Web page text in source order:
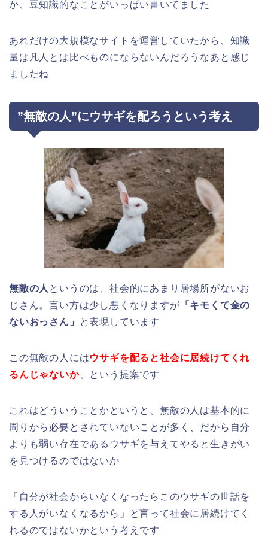
か、豆知識的なことがいっぱい書いてました
あれだけの大規模なサイトを運営していたから、知識
量は凡人とは比べものにならないんだろうなあと感じ
ましたね
”無敵の人”にウサギを配ろうという考え
無敵の人 というのは、社会的にあまり居場所がないお
じさん。言い方は少し悪くなりますが 「キモくて金の
ないおっさん」
と表現しています
この無敵の人にはウサギを配ると社会に居続けてくれ
るんじゃないか、という提案です
これはどういうことかというと、無敵の人は基本的に
周りから必要とされていないことが多く、だから自分
よりも弱い存在であるウサギを与えてやると生きがい
を見つけるのではないか
「自分が社会からいなくなったらこのウサギの世話を
する人がいなくなるから」と言って社会に居続けてく
れるのではないかという考えです